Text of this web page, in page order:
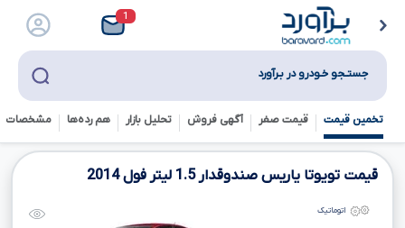
1
جستـجو خـودرو در بـرآورد
تخمین قیمت قیمت صفر آگهی فروش تحلیل بازار هم رده‌ها‌ مشخصات
قیمت تویوتا یاریس صندوقدار1.5 لیتر فول2014
اتوماتیک